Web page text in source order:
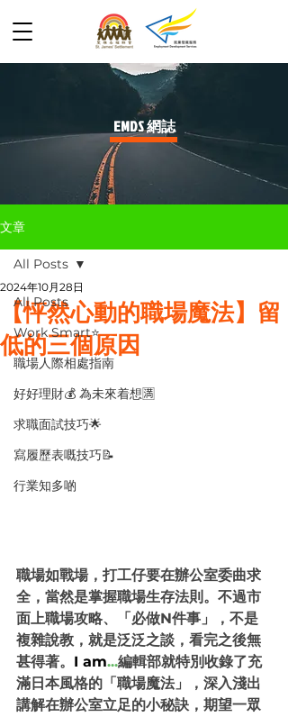
​EMDS 網誌
文章
All Posts
Work Smart⭐️
職場人際相處指南
好好理財💰 為未來着想🈵
求職面試技巧🌟
寫履歷表嘅技巧📝
行業知多啲
All Posts
【怦然心動的職場魔法】留
低的三個原因
2024年10月28日
職場如戰場，打工仔要在辦公室委曲求
全，當然是掌握職場生存法則。不過市
面上職場攻略、「必做N件事」，不是
複雜說教，就是泛泛之談，看完之後無
甚得著。 I am...編輯部就特別收錄了充
滿日本風格的「職場魔法」，深入淺出
講解在辦公室立足的小秘訣，期望一眾